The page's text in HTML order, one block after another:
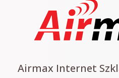
Airmax Internet